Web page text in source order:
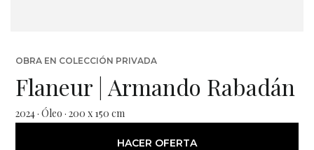
OBRA EN COLECCIÓN PRIVADA
Flaneur | Armando Rabadán
2024 · Óleo · 200 x 150 cm
HACER OFERTA